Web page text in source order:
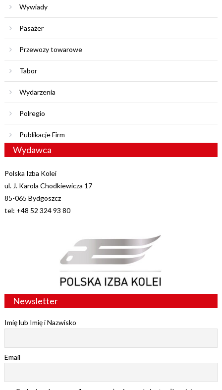
Wywiady
Pasażer
Przewozy towarowe
Tabor
Wydarzenia
Polregio
Publikacje Firm
Wydawca
Polska Izba Kolei
ul. J. Karola Chodkiewicza 17
85-065 Bydgoszcz
tel: +48 52 324 93 80
Newsletter
Imię lub Imię i Nazwisko
Email